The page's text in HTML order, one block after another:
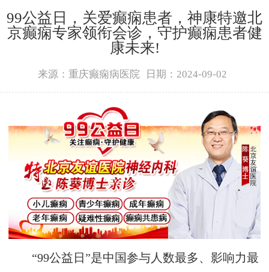
99公益日，关爱癫痫患者，神康特邀北
京癫痫专家领衔会诊，守护癫痫患者健
康未来!
来源：重庆癫痫病医院 日期：2024-09-02
“99公益日”是中国参与人数最多、影响力最